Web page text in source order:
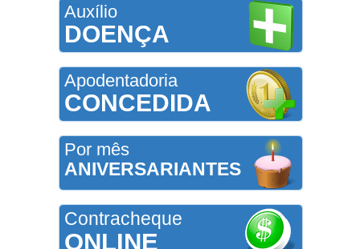
Auxílio
DOENÇA
Apodentadoria
CONCEDIDA
Por mês
ANIVERSARIANTES
Contracheque
ONLINE